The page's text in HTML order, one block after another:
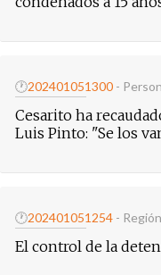
🕐202401051300 -
Cesarito ha
Luis Pinto: "Se los
🕐202401051254 -
El control de la